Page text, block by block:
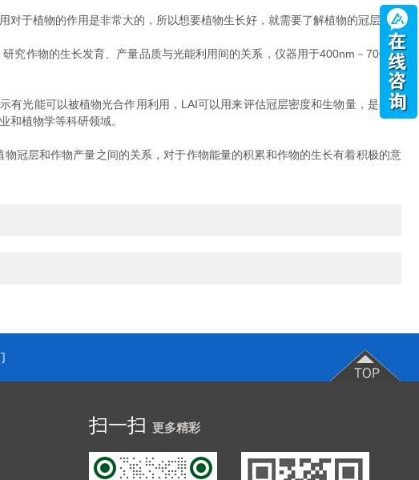
于植物的作用是非常大的，所以想要植物生长好，就需要了解植物的冠层。
究作物的生长发育、产量品质与光能利用间的关系，仪器用于400nm－700nm
有光能可以被植物光合作用利用，LAI可以用来评估冠层密度和生物量，是植物
和植物学等科研领域。
冠层和作物产量之间的关系，对于作物能量的积累和作物的生长有着积极的意
扫一扫 更多精彩